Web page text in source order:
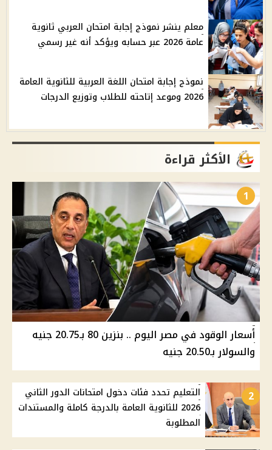
معلم ينشر نموذج إجابة امتحان العربي ثانوية
عامة 2026 عبر حسابه ويؤكد أنه غير رسمي
نموذج إجابة امتحان اللغة العربية للثانوية العامة
2026 وموعد إتاحته للطلاب وتوزيع الدرجات
الأكثر قراءة
1
أسعار الوقود في مصر اليوم .. بنزين 80 بـ20.75 جنيه
والسولار بـ20.50 جنيه
2
التعليم تحدد فئات دخول امتحانات الدور الثاني
2026 للثانوية العامة بالدرجة كاملة والمستندات
المطلوبة